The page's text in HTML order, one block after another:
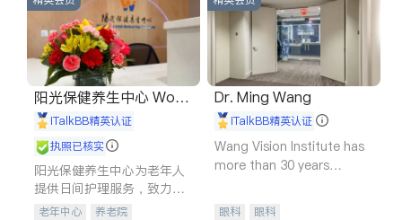
阳光保健养生中心 World
shine
iTalkBB精英认证
执照已核实
阳光保健养生中心为老年人
提供日间护理服务，致力于
通过持续的护理创新来有效
老年中心 养老院
Dr. Ming Wang
iTalkBB精英认证
Wang Vision Institute has
more than 30 years
眼科 眼科